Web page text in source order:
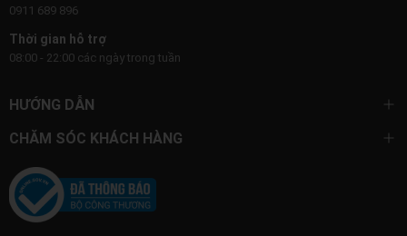
0911 689 896
Thời gian hỗ trợ
08:00 - 22:00 các ngày trong tuần
HƯỚNG DẪN
CHĂM SÓC KHÁCH HÀNG